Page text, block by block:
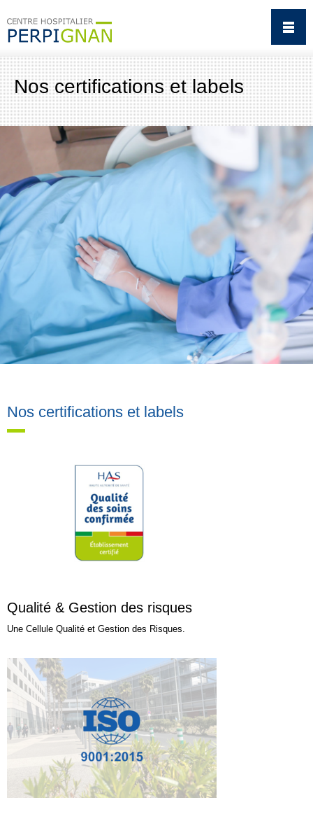
Nos certifications et labels
Nos certifications et labels
Qualité & Gestion des risques
Une Cellule Qualité et Gestion des Risques.